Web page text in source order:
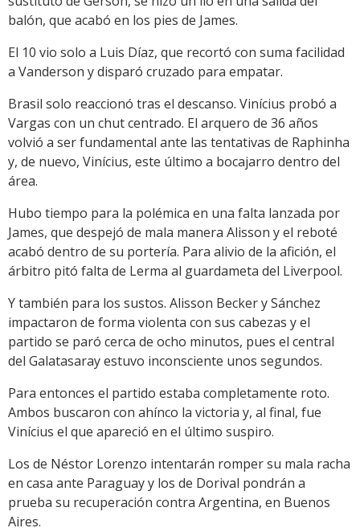
balón, que acabó en los pies de James.
El 10 vio solo a Luis Díaz, que recortó con suma facilidad
a Vanderson y disparó cruzado para empatar.
Brasil solo reaccionó tras el descanso. Vinícius probó a
Vargas con un chut centrado. El arquero de 36 años
volvió a ser fundamental ante las tentativas de Raphinha
y, de nuevo, Vinícius, este último a bocajarro dentro del
área.
Hubo tiempo para la polémica en una falta lanzada por
James, que despejó de mala manera Alisson y el reboté
acabó dentro de su portería. Para alivio de la afición, el
árbitro pitó falta de Lerma al guardameta del Liverpool.
Y también para los sustos. Alisson Becker y Sánchez
impactaron de forma violenta con sus cabezas y el
partido se paró cerca de ocho minutos, pues el central
del Galatasaray estuvo inconsciente unos segundos.
Para entonces el partido estaba completamente roto.
Ambos buscaron con ahínco la victoria y, al final, fue
Vinícius el que apareció en el último suspiro.
Los de Néstor Lorenzo intentarán romper su mala racha
en casa ante Paraguay y los de Dorival pondrán a
prueba su recuperación contra Argentina, en Buenos
Aires.